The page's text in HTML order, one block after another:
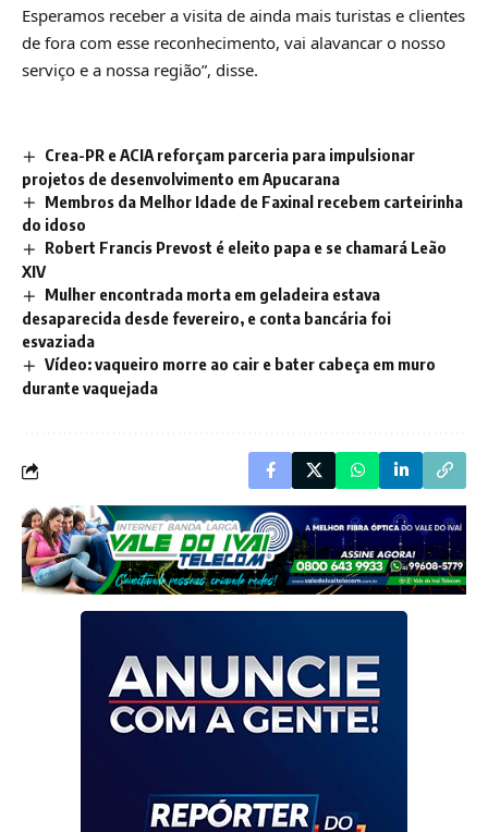
Esperamos receber a visita de ainda mais turistas e clientes
de fora com esse reconhecimento, vai alavancar o nosso
serviço e a nossa região”, disse.
Crea-PR e ACIA reforçam parceria para impulsionar
projetos de desenvolvimento em Apucarana
Membros da Melhor Idade de Faxinal recebem carteirinha
do idoso
Robert Francis Prevost é eleito papa e se chamará Leão
XIV
Mulher encontrada morta em geladeira estava
desaparecida desde fevereiro, e conta bancária foi
esvaziada
Vídeo: vaqueiro morre ao cair e bater cabeça em muro
durante vaquejada